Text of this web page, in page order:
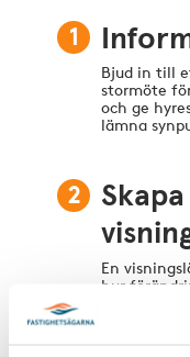
1
Bjud in till
stormöte
och ge
lämna
2
En
hur